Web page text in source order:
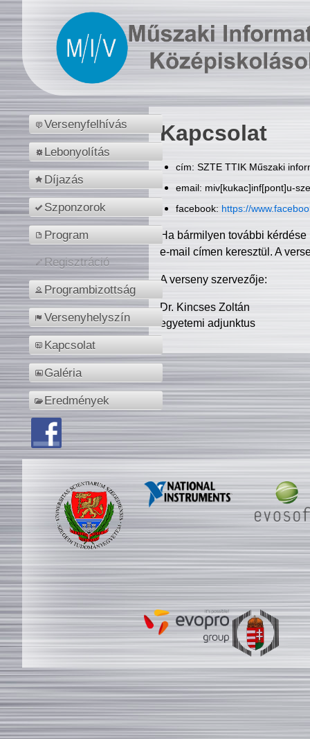
Versenyfelhívás
Lebonyolítás
Díjazás
Szponzorok
Program
Regisztráció
Programbizottság
Versenyhelyszín
Kapcsolat
Galéria
Eredmények
Kapcsolat
cím: SZTE TTIK Műszaki
email: miv[kukac]inf[pont]u-
facebook: https://
Ha bármilyen további
e-mail címen keresztül. A
A verseny szervezője:
Dr. Kincses Zoltán
egyetemi adjunktus